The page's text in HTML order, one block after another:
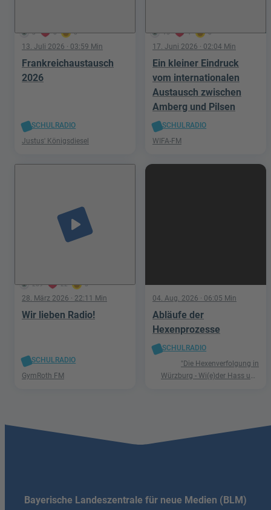
3 0 0
13. Juli 2026 · 03:59 Min
Frankreichaustausch
2026
SCHULRADIO
Justus' Königsdiesel
15 1 0
17. Juni 2026 · 02:04 Min
Ein kleiner Eindruck
vom internationalen
Austausch zwischen
Amberg und Pilsen
SCHULRADIO
WIFA-FM
269 22 3
play_arrow
28. März 2026 · 22:11 Min
Wir lieben Radio!
SCHULRADIO
GymRoth FM
04. Aug. 2026 · 06:05 Min
Abläufe der
Hexenprozesse
SCHULRADIO
"Die Hexenverfolgung in
Würzburg - Wi(e)der Hass und
Bayerische Landeszentrale für neue Medien (BLM)